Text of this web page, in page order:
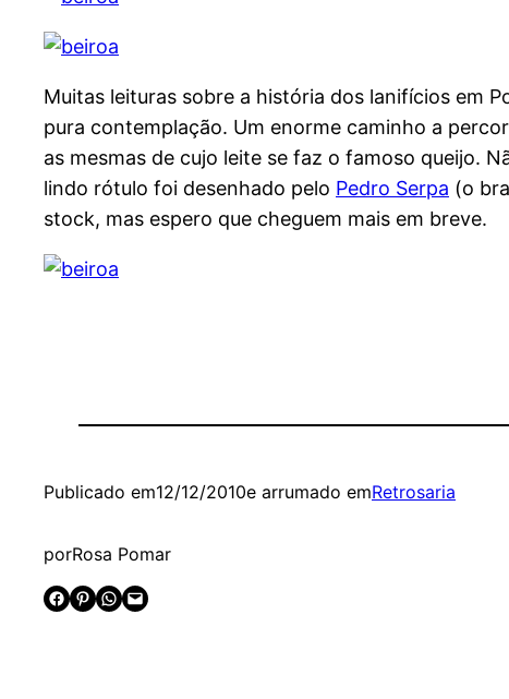
Muitas leituras sobre a história dos lanifícios em
pura contemplação. Um enorme caminho a
as mesmas de cujo leite se faz o famoso queijo.
lindo rótulo foi desenhado pelo Pedro Serpa (o
stock, mas espero que cheguem mais em breve.
Publicado em12/12/2010e arrumado emRetrosaria
porRosa Pomar
Share on Facebook
Share on Pinterest Share on WhatsApp Email this Page